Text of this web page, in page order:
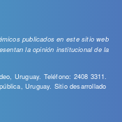
publicados en este sitio web
la opinión institucional de la
Uruguay. Teléfono: 2408 3311.
Uruguay. Sitio desarrollado